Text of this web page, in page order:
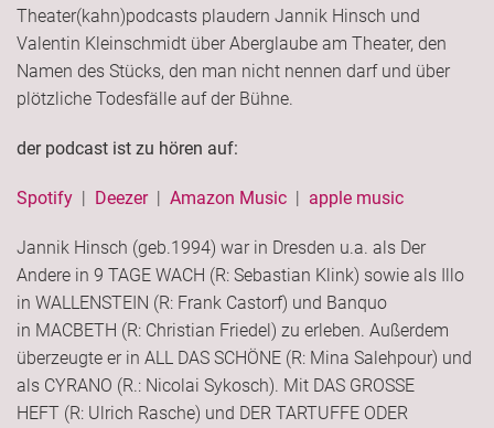
Theater(kahn)podcasts plaudern Jannik Hinsch und
Valentin Kleinschmidt über Aberglaube am Theater, den
Namen des Stücks, den man nicht nennen darf und über
plötzliche Todesfälle auf der Bühne.
der podcast ist zu hören auf:
Spotify | Deezer| Amazon Music | apple music
Jannik Hinsch (geb.1994) war in Dresden u.a. als Der
Andere in 9 TAGE WACH (R: Sebastian Klink) sowie als Illo
in WALLENSTEIN (R: Frank Castorf) und Banquo
in MACBETH (R: Christian Friedel) zu erleben. Außerdem
überzeugte er in ALL DAS SCHÖNE (R: Mina Salehpour) und
als CYRANO (R.: Nicolai Sykosch). Mit DAS GROSSE
HEFT (R: Ulrich Rasche) und DER TARTUFFE ODER